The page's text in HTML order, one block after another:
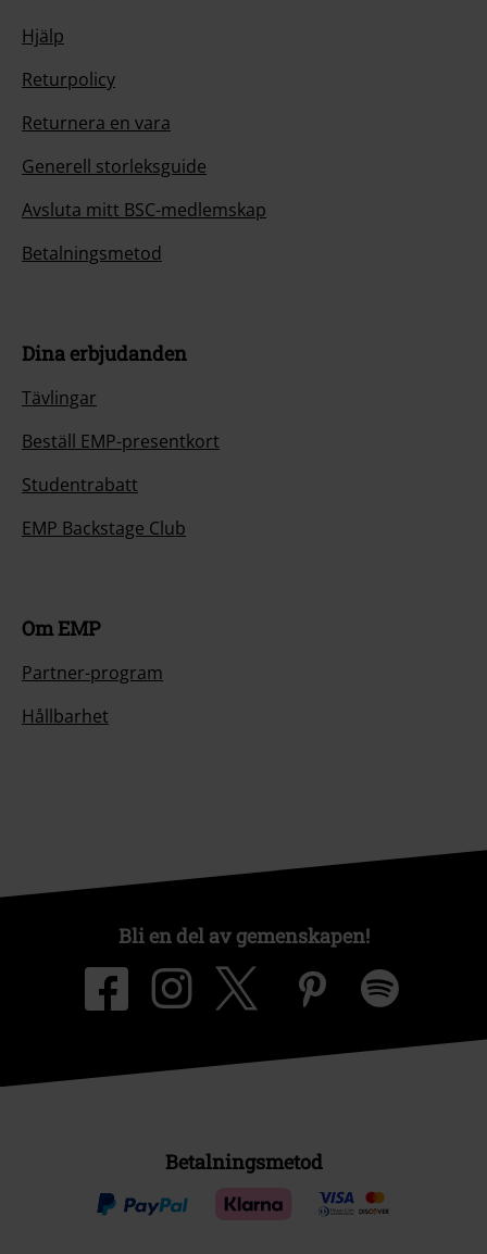
Hjälp
Returpolicy
Returnera en vara
Generell storleksguide
Avsluta mitt BSC-medlemskap
Betalningsmetod
Dina erbjudanden
Tävlingar
Beställ EMP-presentkort
Studentrabatt
EMP Backstage Club
Om EMP
Partner-program
Hållbarhet
Bli en del av gemenskapen!
Betalningsmetod